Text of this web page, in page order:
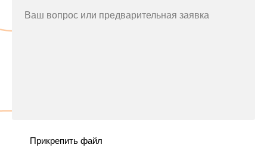
Ваш вопрос или предварительная заявка
Прикрепить файл